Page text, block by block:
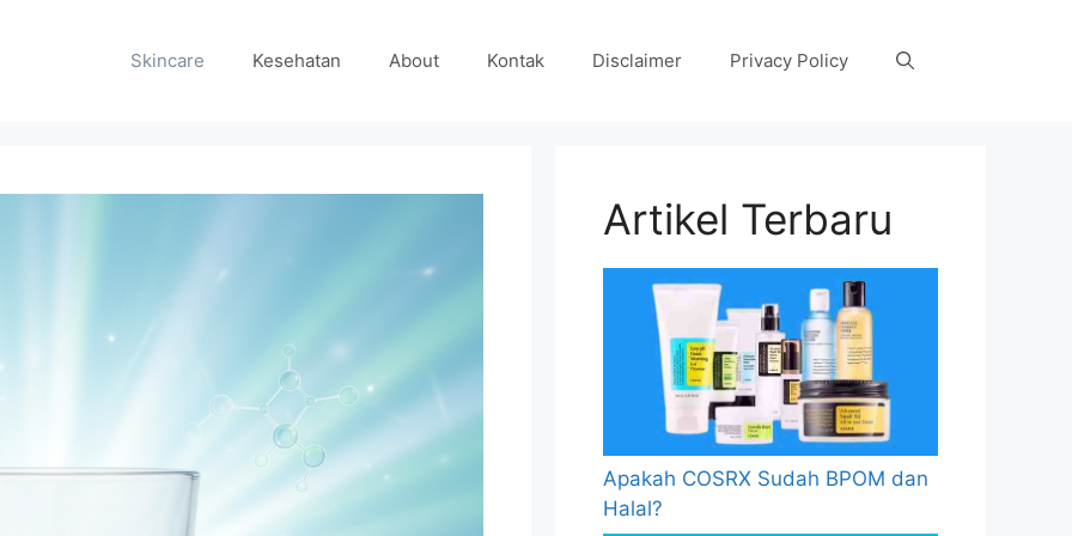
Skincare Kesehatan About Kontak Disclaimer Privacy Policy
Artikel Terbaru
Apakah COSRX Sudah BPOM dan
Halal?